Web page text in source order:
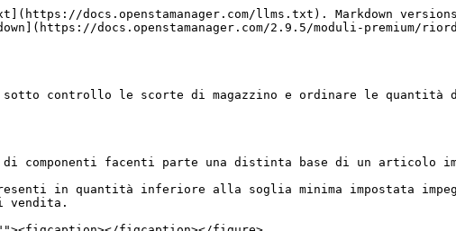
docs.openstamanager.com/llms.txt). Markdown
docs.openstamanager.com/2.9.5/moduli-premium/
controllo le scorte di magazzino e ordinare le quantità
facenti parte una distinta base di un articolo
in quantità inferiore alla soglia minima impostata
vendita.